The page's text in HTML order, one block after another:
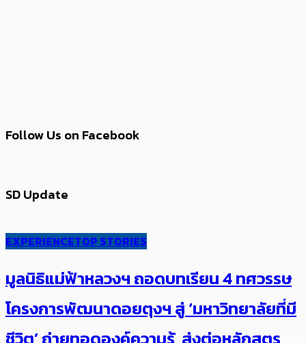
Follow Us on Facebook
SD Update
EXPERIENCETOP STORIES
มูลนิธิแม่ฟ้าหลวงฯ ถอดบทเรียน 4 ทศวรรษ
โครงการพัฒนาดอยตุงฯ สู่ ‘มหาวิทยาลัยที่มี